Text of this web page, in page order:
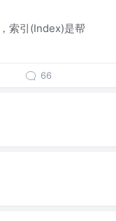
索引(Index)是帮
66